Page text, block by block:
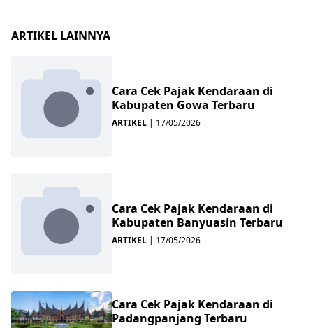
ARTIKEL LAINNYA
Cara Cek Pajak Kendaraan di
Kabupaten Gowa Terbaru
ARTIKEL | 17/05/2026
Cara Cek Pajak Kendaraan di
Kabupaten Banyuasin Terbaru
ARTIKEL | 17/05/2026
Cara Cek Pajak Kendaraan di
Padangpanjang Terbaru